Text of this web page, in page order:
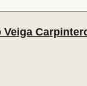
Veiga